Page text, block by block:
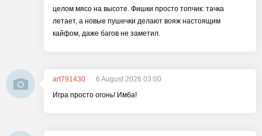
целом мясо на высоте. Фишки просто топчик: тачка
летает, а новые пушечки делают вояж настоящим
кайфом, даже багов не заметил.
art791430
6 August 2026 03:00
Игра просто огонь! Имба!